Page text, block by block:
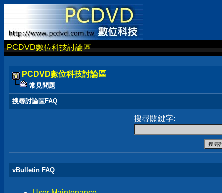
PCDVD數位科技討論區
PCDVD數位科技討論區
常見問題
搜尋討論區FAQ
搜尋關鍵字:
vBulletin FAQ